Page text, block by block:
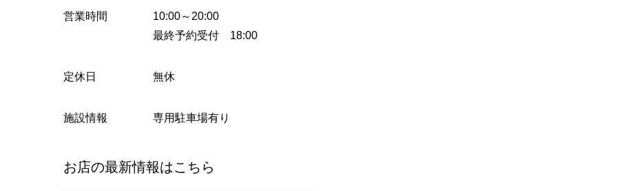
営業時間
10:00～20:00
最終予約受付 18:00
定休日 無休
施設情報 専用駐車場有り
お店の最新情報はこちら